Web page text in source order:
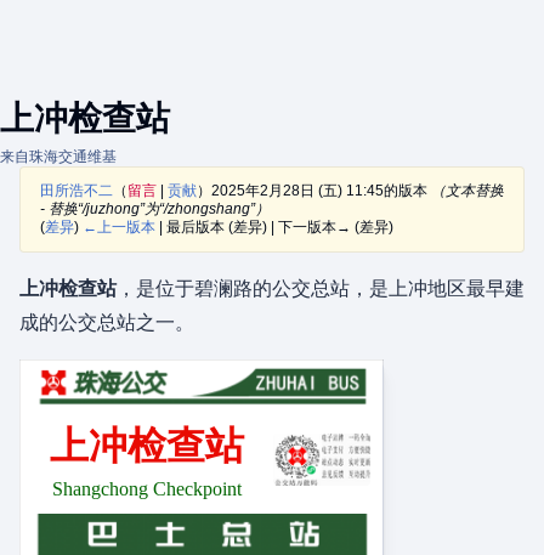
上冲检查站
来自珠海交通维基
田所浩不二 （ 留言 贡献） 2025年2月28日 (五) 11:45的版本
（文本替换
- 替换“/juzhong”为“/zhongshang”）
(差异) ←上一版本 | 最后版本 (差异) | 下一版本→ (差异)
上冲检查站，是位于碧澜路的公交总站，是上冲地区最早建
成的公交总站之一。
上冲检查站
Shangchong Checkpoint